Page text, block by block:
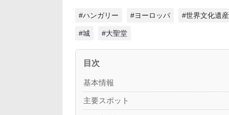
#ハンガリー #ヨーロッパ #世界文化遺産
#城 #大聖堂
目次
基本情報
主要スポット